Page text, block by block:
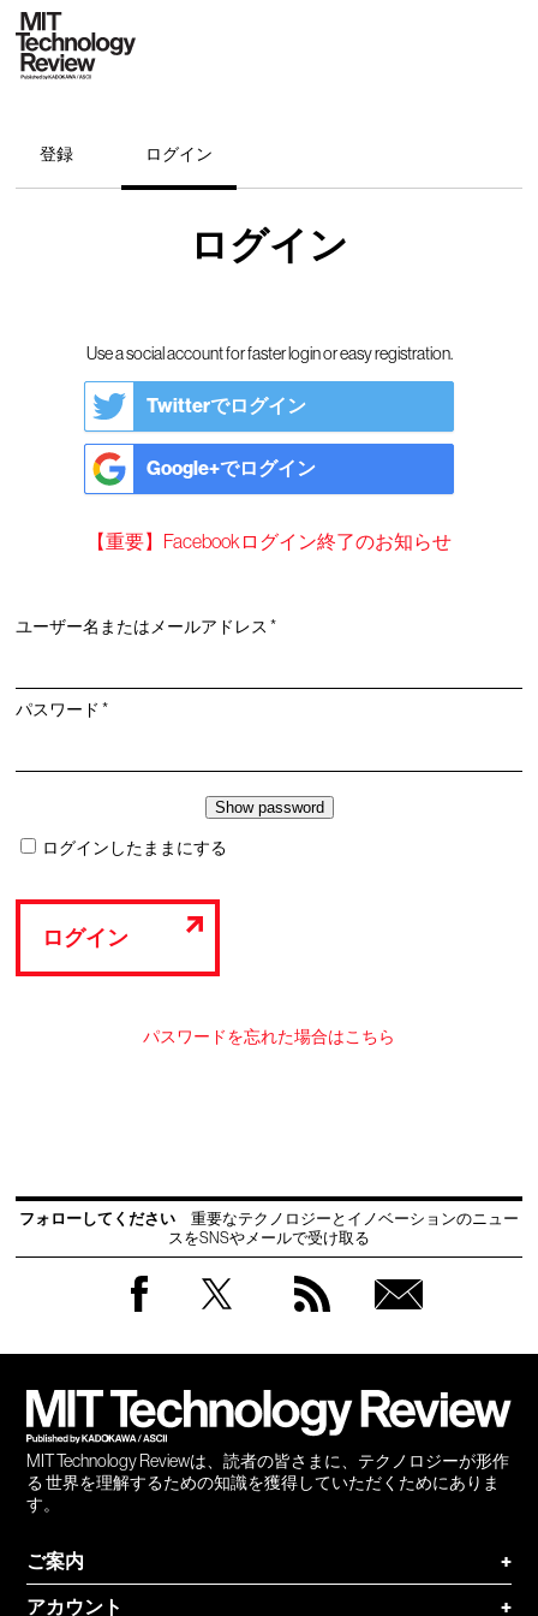
登録 ログイン
ログイン
Use a social account for faster login or easy registration.
Twitterでログイン
Google+でログイン
【重要】Facebookログイン終了のお知らせ
ユーザー名またはメールアドレス*必
パスワード*必
ログインしたままにする
ログイン
パスワードを忘れた場合はこちら
フォローしてください
重要なテクノロジーとイノベーションのニュー
スをSNSやメールで受け取る
MIT Technology Reviewは、読者の皆さまに、テクノロジーが形作
る 世界を理解するための知識を獲得していただくためにありま
す。
ご案内
+
アカウント
+